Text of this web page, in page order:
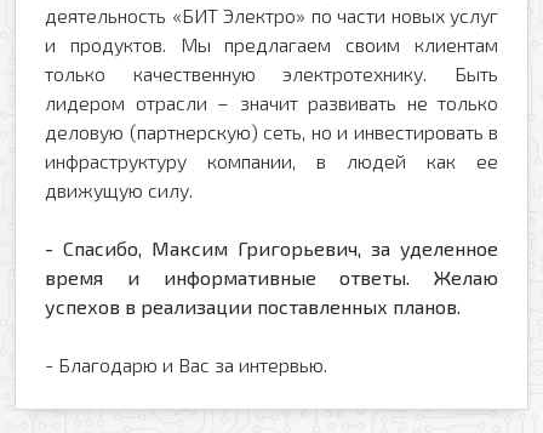
деятельность «БИТ Электро» по части новых услуг
и продуктов. Мы предлагаем своим клиентам
только качественную электротехнику. Быть
лидером отрасли – значит развивать не только
деловую (партнерскую) сеть, но и инвестировать в
инфраструктуру компании, в людей как ее
движущую силу.
- Спасибо, Максим Григорьевич, за уделенное
время и информативные ответы. Желаю
успехов в реализации поставленных планов.
- Благодарю и Вас за интервью.